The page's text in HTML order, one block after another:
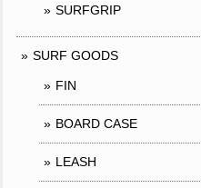
SURFGRIP
SURF GOODS
FIN
BOARD CASE
LEASH